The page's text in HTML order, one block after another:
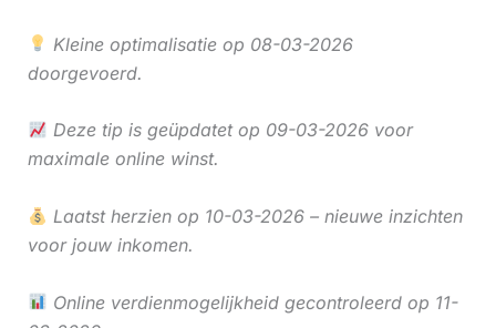
Kleine optimalisatie op 08-03-2026
doorgevoerd.
Deze tip is geüpdatet op 09-03-2026 voor
maximale online winst.
Laatst herzien op 10-03-2026 – nieuwe inzichten
voor jouw inkomen.
Online verdienmogelijkheid gecontroleerd op 11-